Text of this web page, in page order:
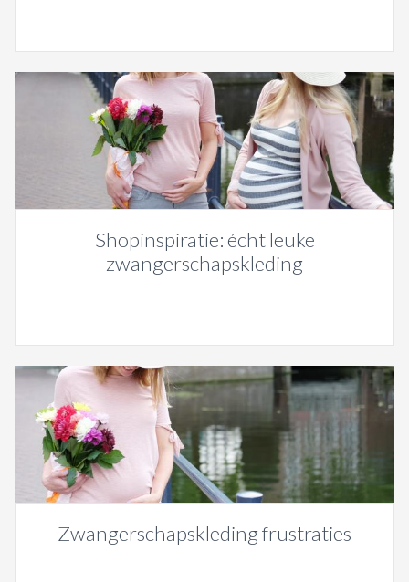
Shopinspiratie: écht leuke
zwangerschapskleding
Zwangerschapskleding frustraties